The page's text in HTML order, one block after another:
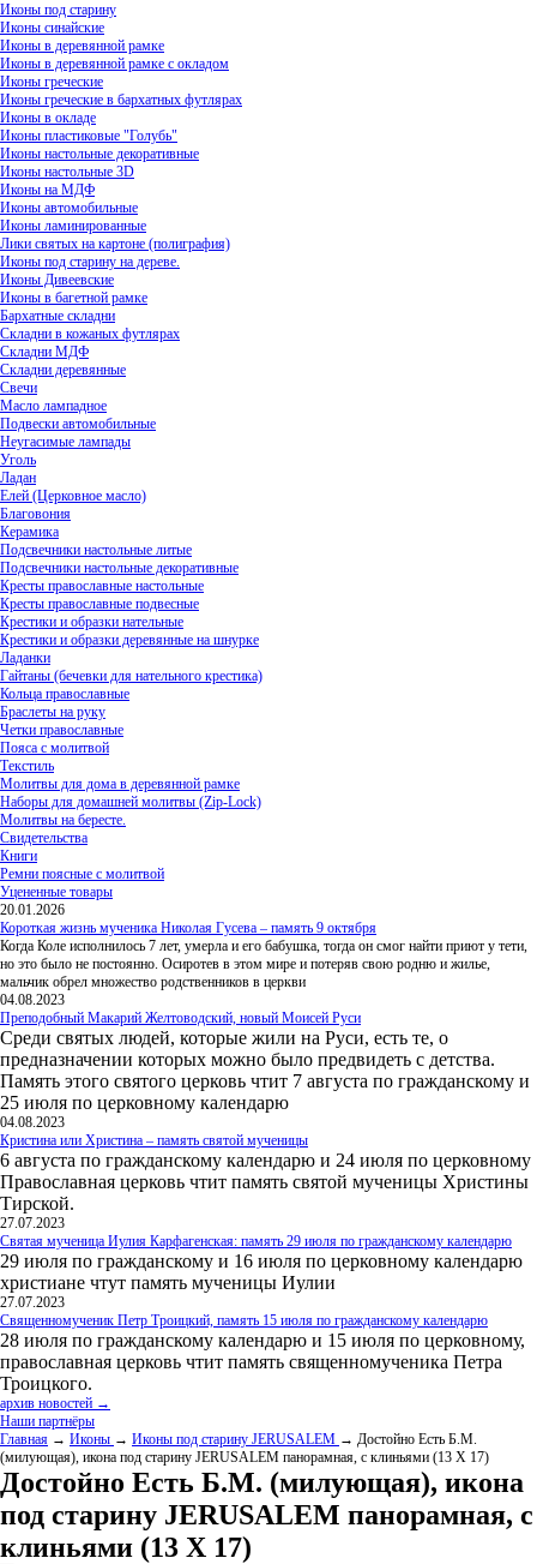
Иконы под старину
Иконы синайские
Иконы в деревянной рамке
Иконы в деревянной рамке с окладом
Иконы греческие
Иконы греческие в бархатных футлярах
Иконы в окладе
Иконы пластиковые "Голубь"
Иконы настольные декоративные
Иконы настольные 3D
Иконы на МДФ
Иконы автомобильные
Иконы ламинированные
Лики святых на картоне (полиграфия)
Иконы под старину на дереве.
Иконы Дивеевские
Иконы в багетной рамке
Бархатные складни
Складни в кожаных футлярах
Складни МДФ
Складни деревянные
Свечи
Масло лампадное
Подвески автомобильные
Неугасимые лампады
Уголь
Ладан
Елей (Церковное масло)
Благовония
Керамика
Подсвечники настольные литые
Подсвечники настольные декоративные
Кресты православные настольные
Кресты православные подвесные
Крестики и образки нательные
Крестики и образки деревянные на шнурке
Ладанки
Гайтаны (бечевки для нательного крестика)
Кольца православные
Браслеты на руку
Четки православные
Пояса с молитвой
Текстиль
Молитвы для дома в деревянной рамке
Наборы для домашней молитвы (Zip-Lock)
Молитвы на бересте.
Свидетельства
Книги
Ремни поясные с молитвой
Уцененные товары
20.01.2026
Короткая жизнь мученика Николая Гусева – память 9 октября
Когда Коле исполнилось 7 лет, умерла и его бабушка, тогда он смог найти приют у тети,
но это было не постоянно. Осиротев в этом мире и потеряв свою родню и жилье,
мальчик обрел множество родственников в церкви
04.08.2023
Преподобный Макарий Желтоводский, новый Моисей Руси
Среди святых людей, которые жили на Руси, есть те, о
предназначении которых можно было предвидеть с детства.
Память этого святого церковь чтит 7 августа по гражданскому и
25 июля по церковному календарю
04.08.2023
Кристина или Христина – память святой мученицы
6 августа по гражданскому календарю и 24 июля по церковному
Православная церковь чтит память святой мученицы Христины
Тирской.
27.07.2023
Святая мученица Иулия Карфагенская: память 29 июля по гражданскому календарю
29 июля по гражданскому и 16 июля по церковному календарю
христиане чтут память мученицы Иулии
27.07.2023
Священномученик Петр Троицкий, память 15 июля по гражданскому календарю
28 июля по гражданскому календарю и 15 июля по церковному,
православная церковь чтит память священномученика Петра
Троицкого.
архив новостей →
Наши партнёры
Главная → Иконы → Иконы под старину JERUSALEM → Достойно Есть Б.М.
(милующая), икона под старину JERUSALEM панорамная, с клиньями (13 Х 17)
Достойно Есть Б.М. (милующая), икона
под старину JERUSALEM панорамная, с
клиньями (13 Х 17)